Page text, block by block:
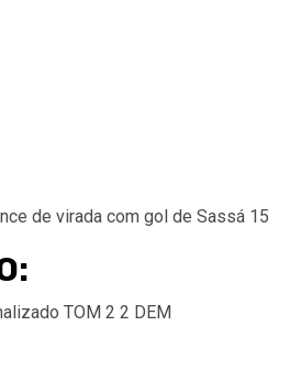
de virada com gol de Sassá 15
TOM 2 2 DEM